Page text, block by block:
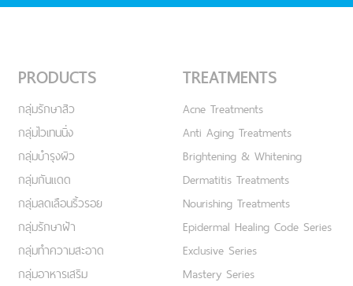
PRODUCTS
กลุ่มรักษาสิว
กลุ่มไวเทนนิ่ง
กลุ่มบำรุงผิว
กลุ่มกันแดด
กลุ่มลดเลือนริ้วรอย
กลุ่มรักษาฝ้า
กลุ่มทำความสะอาด
กลุ่มอาหารเสริม
TREATMENTS
Acne Treatments
Anti Aging Treatments
Brightening & Whitening
Dermatitis Treatments
Nourishing Treatments
Epidermal Healing Code Series
Exclusive Series
Mastery Series